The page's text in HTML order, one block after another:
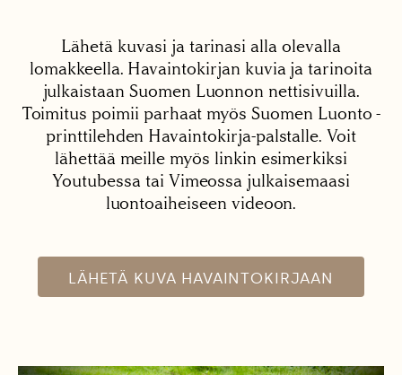
Lähetä kuvasi ja tarinasi alla olevalla
lomakkeella. Havaintokirjan kuvia ja tarinoita
julkaistaan Suomen Luonnon nettisivuilla.
Toimitus poimii parhaat myös Suomen Luonto -
printtilehden Havaintokirja-palstalle. Voit
lähettää meille myös linkin esimerkiksi
Youtubessa tai Vimeossa julkaisemaasi
luontoaiheiseen videoon.
LÄHETÄ KUVA HAVAINTOKIRJAAN